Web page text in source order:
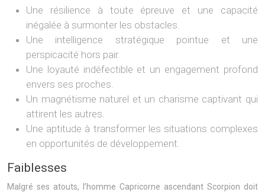
Une résilience à toute épreuve et une capacité
inégalée à surmonter les obstacles.
Une intelligence stratégique pointue et une
perspicacité hors pair.
Une loyauté indéfectible et un engagement profond
envers ses proches.
Un magnétisme naturel et un charisme captivant qui
attirent les autres.
Une aptitude à transformer les situations complexes
en opportunités de développement.
Faiblesses
Malgré ses atouts, l’homme Capricorne ascendant Scorpion doit